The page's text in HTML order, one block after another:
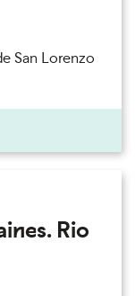
San Lorenzo
Rio